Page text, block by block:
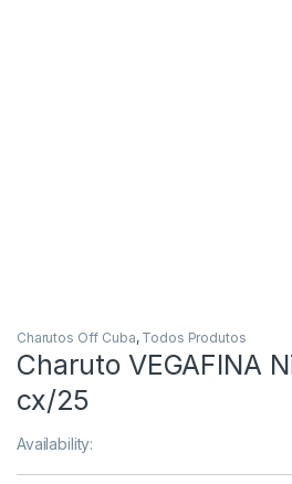
Charutos Off Cuba, Todos Produtos
Charuto VEGAFINA
cx/25
Availability: